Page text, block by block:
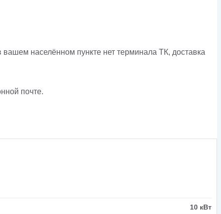
населённом пункте нет терминала ТК, доставка
почте.
10 кВт